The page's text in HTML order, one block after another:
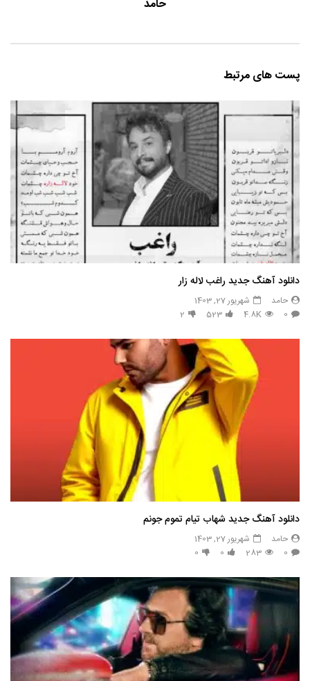
حامد
پست های مرتبط
دانلود آهنگ جدید راغب لاله زار
حامد
شهریور 27, 1403
0
4.8K
523
2
دانلود آهنگ جدید شهاب تیام تموم جونم
حامد
شهریور 27, 1403
0
283
0
0